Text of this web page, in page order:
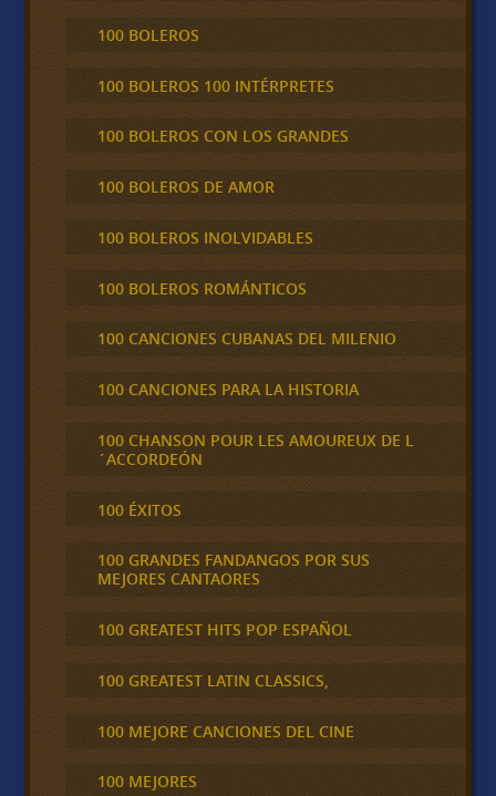
100 BOLEROS
100 BOLEROS 100 INTÉRPRETES
100 BOLEROS CON LOS GRANDES
100 BOLEROS DE AMOR
100 BOLEROS INOLVIDABLES
100 BOLEROS ROMÁNTICOS
100 CANCIONES CUBANAS DEL MILENIO
100 CANCIONES PARA LA HISTORIA
100 CHANSON POUR LES AMOUREUX DE L
´ACCORDEÓN
100 ÉXITOS
100 GRANDES FANDANGOS POR SUS
MEJORES CANTAORES
100 GREATEST HITS POP ESPAÑOL
100 GREATEST LATIN CLASSICS,
100 MEJORE CANCIONES DEL CINE
100 MEJORES